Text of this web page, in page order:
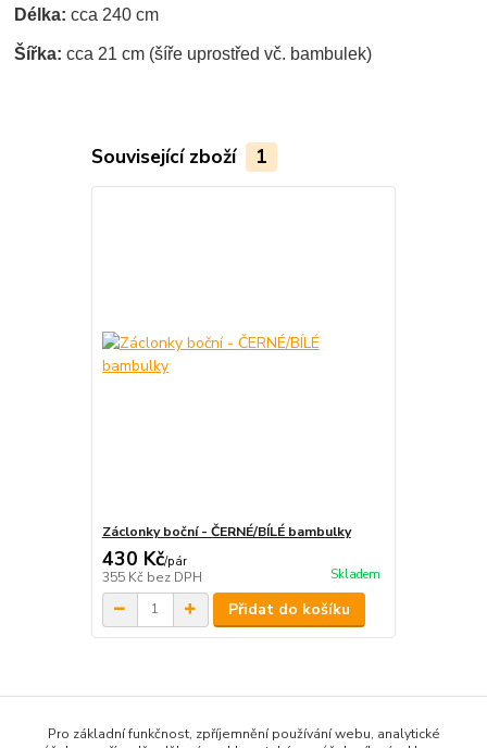
Délka:cca 240 cm
Šířka: cca 21 cm (šíře uprostřed vč. bambulek)
Související zboží 1
Záclonky boční - ČERNÉ/BÍLÉ bambulky
430 Kč/pár
355 Kč bez DPH Skladem
Přidat do košíku
Pro základní funkčnost, zpříjemnění používání webu, analytické